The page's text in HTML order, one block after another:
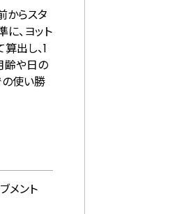
からスタ
、ヨット
出し、1
齢や日の
の使い勝
メント